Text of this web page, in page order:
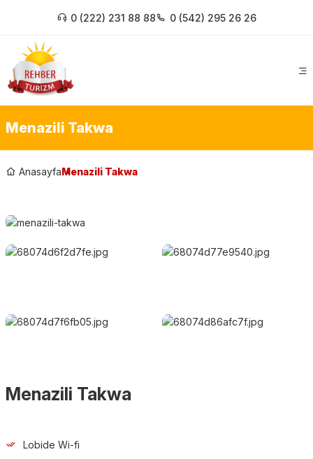
0 (222) 231 88 88 0 (542) 295 26 26
Menazili Takwa
AnasayfaMenazili Takwa
Menazili Takwa
Lobide Wi-fi